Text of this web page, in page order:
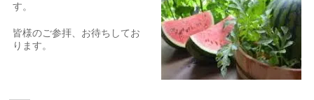
す。
皆様のご参拝、お待ちしてお
ります。